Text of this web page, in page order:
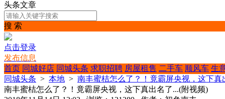
头条文章
搜 索
点击登录
发布信息
首页 同城好店 同城头条 求职招聘 房屋租售 二手车 顺风车 生
同城头条 > 本地 > 南丰蜜桔怎么了？！竟霸屏央视，这下真
南丰蜜桔怎么了？！竟霸屏央视，这下真出名了...(附视频)